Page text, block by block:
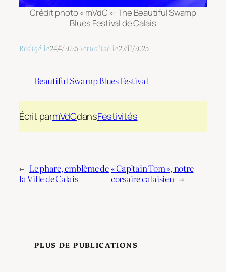
Crédit photo « mVdC »: The Beautiful Swamp
Blues Festival de Calais
Rédigé le24/4/2025Actualisé le27/11/2025
Beautiful Swamp Blues Festival
Écrit parmVdCdansFestivités
← Le phare, emblème de
la Ville de Calais
« Cap’tain Tom », notre
corsaire calaisien →
PLUS DE PUBLICATIONS